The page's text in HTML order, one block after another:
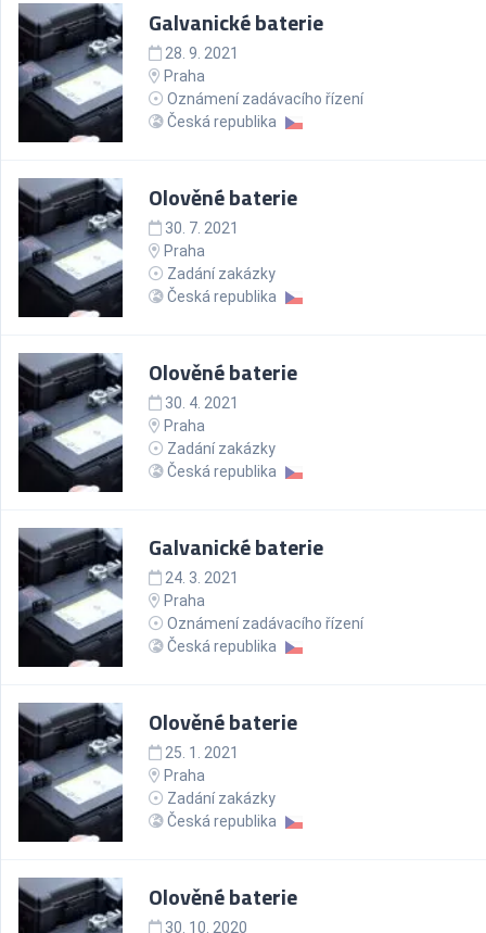
Galvanické baterie
28. 9. 2021
Praha
Oznámení zadávacího řízení
Česká republika
Olověné baterie
30. 7. 2021
Praha
Zadání zakázky
Česká republika
Olověné baterie
30. 4. 2021
Praha
Zadání zakázky
Česká republika
Galvanické baterie
24. 3. 2021
Praha
Oznámení zadávacího řízení
Česká republika
Olověné baterie
25. 1. 2021
Praha
Zadání zakázky
Česká republika
Olověné baterie
30. 10. 2020